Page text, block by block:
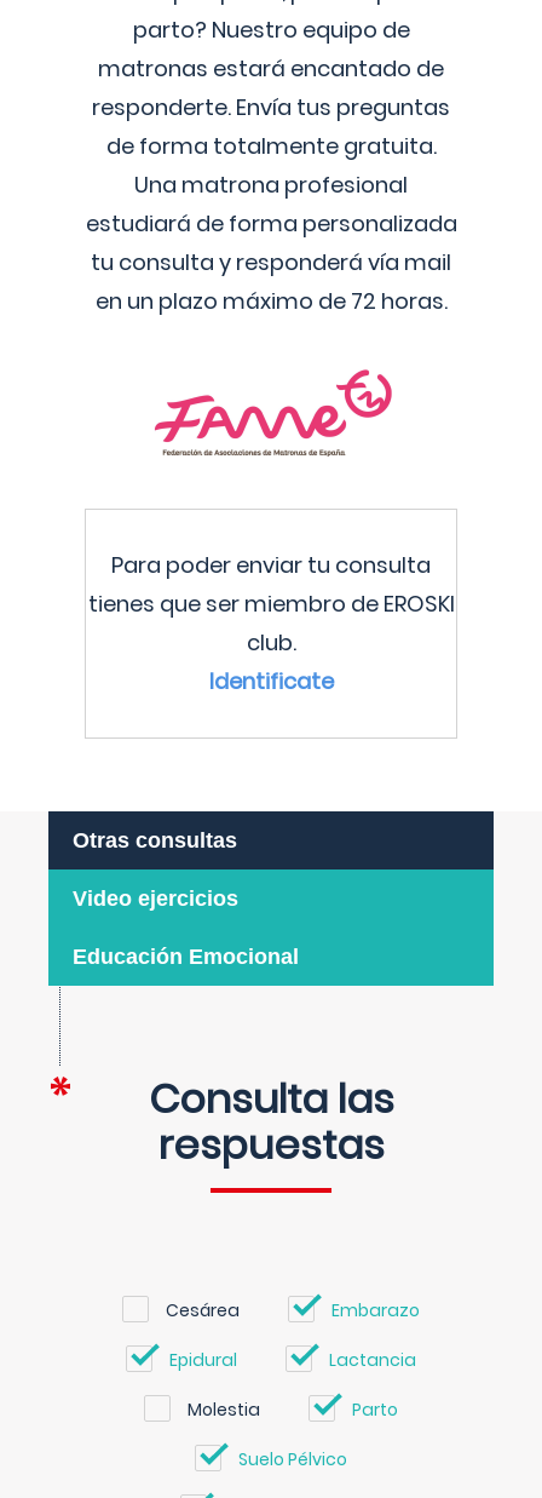
parto? Nuestro equipo de
matronas estará encantado de
responderte. Envía tus preguntas
de forma totalmente gratuita.
Una matrona profesional
estudiará de forma personalizada
tu consulta y responderá vía mail
en un plazo máximo de 72 horas.
Para poder enviar tu consulta
tienes que ser miembro de EROSKI
club.
Identificate
Otras consultas
Video ejercicios
Educación Emocional
Consulta las
respuestas
Cesárea Embarazo
Epidural Lactancia
Molestia Parto
Suelo Pélvico